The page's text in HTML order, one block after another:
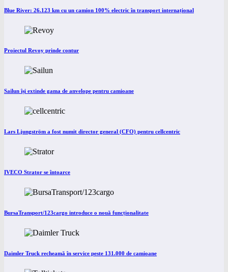
Blue River: 26.123 km cu un camion 100% electric în transport internațional
Proiectul Revoy prinde contur
Sailun își extinde gama de anvelope pentru camioane
Lars Ljungström a fost numit director general (CFO) pentru cellcentric
IVECO Strator se întoarce
BursaTransport/123cargo introduce o nouă funcționalitate
Daimler Truck recheamă în service peste 131.000 de camioane